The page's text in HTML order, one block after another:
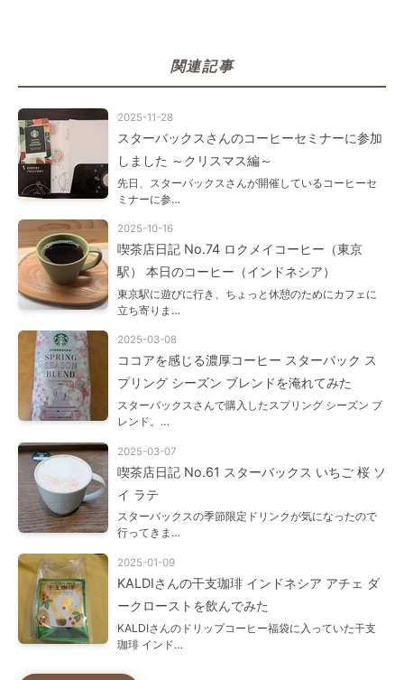
関連記事
2025-11-28
スターバックスさんのコーヒーセミナーに参加
しました ～クリスマス編～
先日、スターバックスさんが開催しているコーヒーセ
ミナーに参…
2025-10-16
喫茶店日記 No.74 ロクメイコーヒー（東京
駅） 本日のコーヒー（インドネシア）
東京駅に遊びに行き、ちょっと休憩のためにカフェに
立ち寄りま…
2025-03-08
ココアを感じる濃厚コーヒー スターバック ス
プリング シーズン ブレンドを淹れてみた
スターバックスさんで購入したスプリング シーズン ブ
レンド。…
2025-03-07
喫茶店日記 No.61 スターバックス いちご 桜 ソ
イ ラテ
スターバックスの季節限定ドリンクが気になったので
行ってきま…
2025-01-09
KALDIさんの干支珈琲 インドネシア アチェ ダ
ークローストを飲んでみた
KALDIさんのドリップコーヒー福袋に入っていた干支
珈琲 インド…